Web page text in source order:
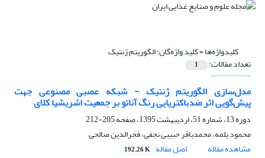
کلیدواژه‌ها =کلید واژه‌گان: الگوریتم ژنتیک
تعداد مقالات: 1
مدل‌سازی الگوریتم ژنتیک - شبکه عصبی مصنوعی جهت
پیش‌گویی اثر ضدباکتریایی رنگ آناتو بر جمعیت اشریشیا کلای
دوره 13، شماره 51، اردیبهشت 1395، صفحه
205-212
محمود یلمه، محمدباقر حبیبی نجفی، فخرالدین صالحی
مشاهده مقاله
اصل مقاله 192.26 K